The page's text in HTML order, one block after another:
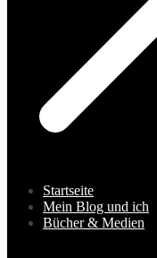
Startseite
Mein Blog und ich
Bücher & Medien